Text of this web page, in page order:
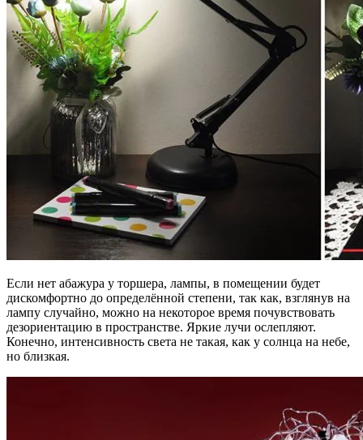
Если нет абажура у торшера, лампы, в помещении будет
дискомфортно до определённой степени, так как, взглянув на
лампу случайно, можно на некоторое время почувствовать
дезориентацию в пространстве. Яркие лучи ослепляют.
Конечно, интенсивность света не такая, как у солнца на небе,
но близкая.